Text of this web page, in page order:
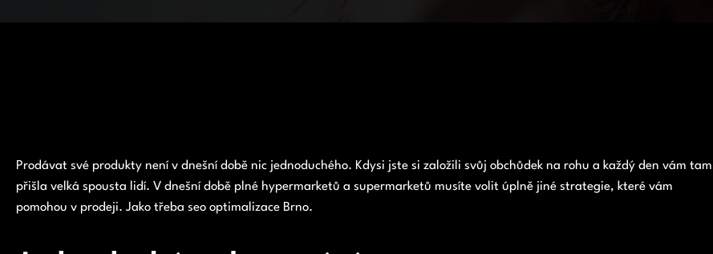
Prodávat své produkty není v dnešní době nic jednoduchého. Kdysi jste si založili svůj obchůdek na rohu a každý den vám tam
přišla velká spousta lidí. V dnešní době plné hypermarketů a supermarketů musíte volit úplně jiné strategie, které vám
pomohou v prodeji. Jako třeba seo optimalizace Brno.